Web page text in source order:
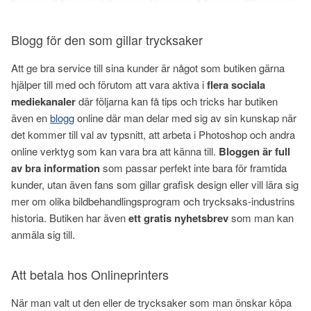
Blogg för den som gillar trycksaker
Att ge bra service till sina kunder är något som butiken gärna
hjälper till med och förutom att vara aktiva iflera sociala
mediekanalerdär följarna kan få tips och tricks har butiken
även enbloggonline där man delar med sig av sin kunskap när
det kommer till val av typsnitt, att arbeta i Photoshop och andra
online verktyg som kan vara bra att känna till. Bloggen är full
av bra informationsom passar perfekt inte bara för framtida
kunder, utan även fans som gillar grafisk design eller vill lära sig
mer om olika bildbehandlingsprogram och trycksaks-industrins
historia. Butiken har ävenett gratis nyhetsbrevsom man kan
anmäla sig till.
Att betala hos Onlineprinters
När man valt ut den eller de trycksaker som man önskar köpa